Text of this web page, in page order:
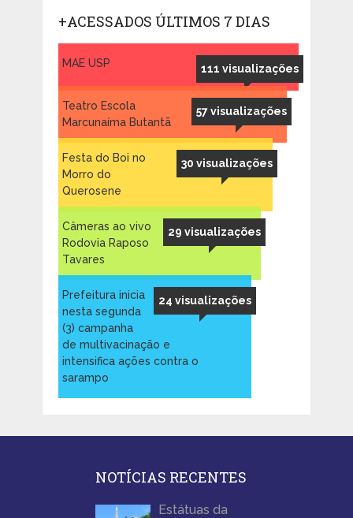
+ACESSADOS ÚLTIMOS 7 DIAS
111 visualizações
MAE USP
57 visualizações
Teatro Escola
Marcunaíma Butantã
30 visualizações
Festa do Boi no
Morro do
Querosene
29 visualizações
Câmeras ao vivo
Rodovia Raposo
Tavares
24 visualizações
Prefeitura inicia
nesta segunda
(3) campanha
de multivacinação e
intensifica ações contra o
sarampo
NOTÍCIAS RECENTES
Estátuas da